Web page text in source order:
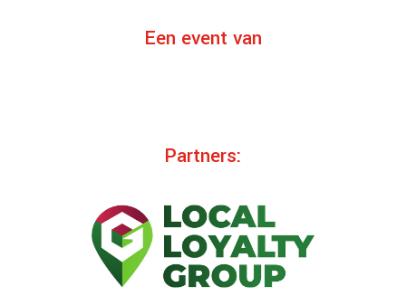
Een event van
Partners: